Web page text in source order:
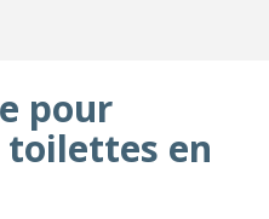
pour
toilettes en